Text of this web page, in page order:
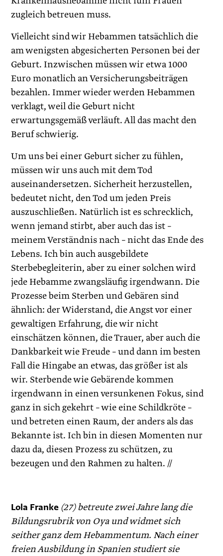
zugleich betreuen muss.
Vielleicht sind wir Hebammen tatsächlich die
am wenigsten abgesicherten Personen bei der
Geburt. Inzwischen müssen wir etwa 1000
Euro monatlich an Versicherungsbeiträgen
bezahlen. Immer wieder werden Hebammen
verklagt, weil die Geburt nicht
erwartungsgemäß verläuft. All das macht den
Beruf schwierig.
Um uns bei einer Geburt sicher zu fühlen,
müssen wir uns auch mit dem Tod
auseinandersetzen. Sicherheit herzustellen,
bedeutet nicht, den Tod um jeden Preis
auszuschließen. Natürlich ist es schrecklich,
wenn jemand stirbt, aber auch das ist –
meinem Verständnis nach – nicht das Ende des
Lebens. Ich bin auch ausgebildete
Sterbebegleiterin, aber zu einer solchen wird
jede Hebamme zwangsläufig irgendwann. Die
Prozesse beim Sterben und Gebären sind
ähnlich: der Widerstand, die Angst vor einer
gewaltigen Erfahrung, die wir nicht
einschätzen können, die Trauer, aber auch die
Dankbarkeit wie Freude – und dann im besten
Fall die Hingabe an etwas, das größer ist als
wir. Sterbende wie Gebärende kommen
irgendwann in einen versunkenen Fokus, sind
ganz in sich gekehrt – wie eine Schildkröte –
und betreten einen Raum, der anders als das
Bekannte ist. Ich bin in diesen Momenten nur
dazu da, diesen Prozess zu schützen, zu
bezeugen und den Rahmen zu halten. //
Lola Franke (27) betreute zwei Jahre lang die
Bildungsrubrik von Oya und widmet sich
seither ganz dem Hebammentum. Nach einer
freien Ausbildung in Spanien studiert sie